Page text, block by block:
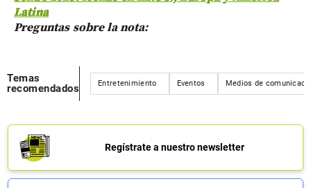
Latina
Preguntas sobre la nota:
Temas
recomendados
Entretenimiento Eventos Medios de
Regístrate a nuestro newsletter